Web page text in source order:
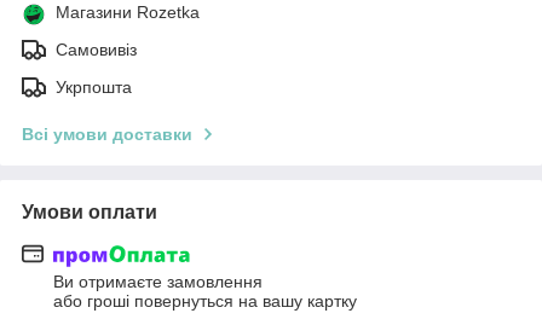
Магазини Rozetka
Самовивіз
Укрпошта
Всі умови доставки
Умови оплати
Ви отримаєте замовлення
або гроші повернуться на вашу картку